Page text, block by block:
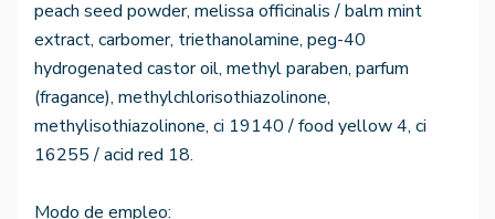
peach seed powder, melissa officinalis / balm mint
extract, carbomer, triethanolamine, peg-40
hydrogenated castor oil, methyl paraben, parfum
(fragance), methylchlorisothiazolinone,
methylisothiazolinone, ci 19140 / food yellow 4, ci
16255 / acid red 18.
Modo de empleo: